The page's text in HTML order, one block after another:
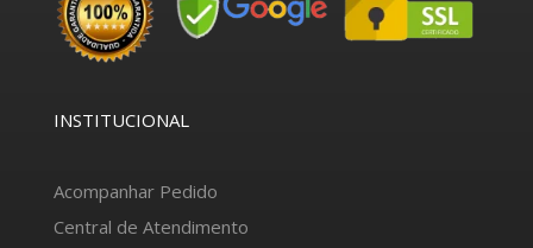
INSTITUCIONAL
Acompanhar Pedido
Central de Atendimento